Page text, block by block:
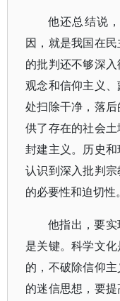
他还总结说
因，就是我国在
的批判还不够深
观念和信仰主义
处扫除干净，落
供了存在的社会
封建主义。历史
认识到深入批判
的必要性和迫切性
他指出，要
是关键。科学文
的，不破除信仰
的迷信思想，要